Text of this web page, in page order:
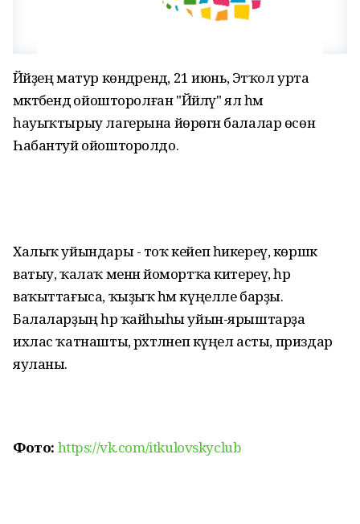
Йәйҙең матур көндәрендә, 21 июнь, Этҡол урта
мәктәбендә ойошторолған "Йәйләү" ял һәм
һауыҡтырыу лагерына йөрөгән балалар өсөн
Һабантуй ойошторолдо.
Халыҡ уйындары - тоҡ кейеп һикереү, көршәк
ватыу, ҡалаҡ менән йомортҡа китереү, һәр
ваҡыттағыса, ҡыҙыҡ һәм күңелле барҙы.
Балаларҙың һәр ҡайһыһы уйын-ярыштарҙа
ихлас ҡатнашты, рәхәтләнеп күңел асты, приздар
яуланы.
Фото: https://vk.com/itkulovskyclub